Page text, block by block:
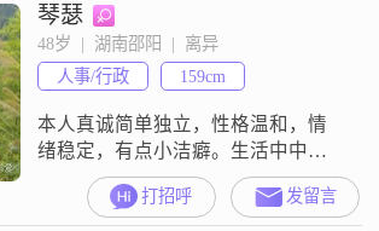
靠，平时也挺幽默风趣的##3002##
在生活上，我是一个家庭为重的
人，觉得家是很重要的地方
##3002##我对待人和事的态度是真
诚可靠
琴瑟
48岁  |  湖南邵阳  |  离异
人事/行政
159cm
本人真诚简单独立，性格温和，情
绪稳定，有点小洁癖。生活中中餐
西餐都可以信手拈来。希望对方性
格开朗，真诚善良有格局。
打招呼 发留言